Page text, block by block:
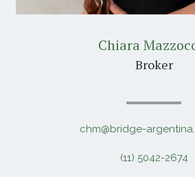
Chiara
Broker
chm@bridge-
(11) 5042-2674